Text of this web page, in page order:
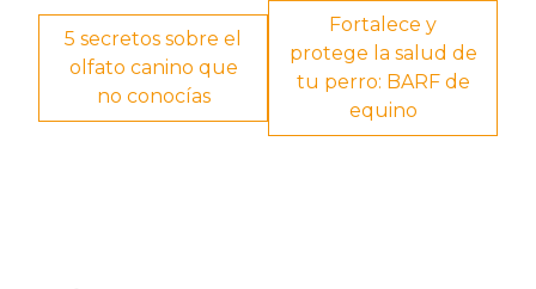
Navegación
de
entradas
5 secretos sobre el
olfato canino que
no conocías
Fortalece y
protege la salud de
tu perro: BARF de
equino